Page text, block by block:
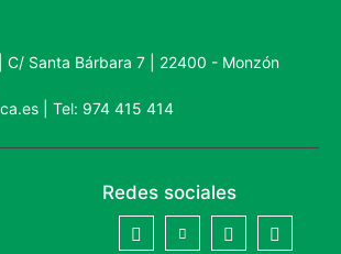
C/ Santa Bárbara 7 | 22400 - Monzón
| Tel: 974 415 414
Redes sociales